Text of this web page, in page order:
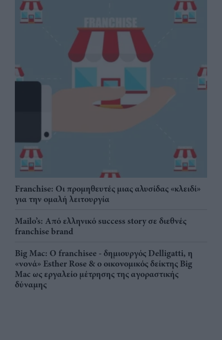
Franchise: Οι προμηθευτές μιας αλυσίδας «κλειδί»
για την ομαλή λειτουργία
Mailo’s: Από ελληνικό success story σε διεθνές
franchise brand
Big Mac: Ο franchisee - δημιουργός Delligatti, η
«νονά» Esther Rose & ο οικονομικός δείκτης Big
Mac ως εργαλείο μέτρησης της αγοραστικής
δύναμης